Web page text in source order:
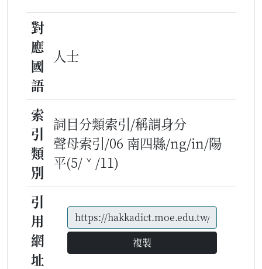
對
應
國
語
人士
索
引
類
別
詞目分類索引/稱謂身分
聲母索引/06 南四縣/ng/in/陽
平(5/ˇ/11)
引
用
網
址
複製